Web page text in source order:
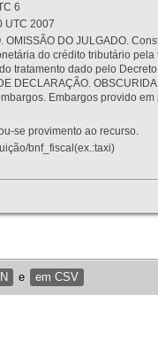
6
UTC 2007
OMISSÃO DO JULGADO.
do crédito tributário
tratamento dado pelo
DECLARAÇÃO.
Embargos provido em
se provimento ao recurso.
bnf_fiscal(ex.:taxi)
e em CSV